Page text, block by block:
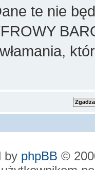
te nie
by phpBB ©